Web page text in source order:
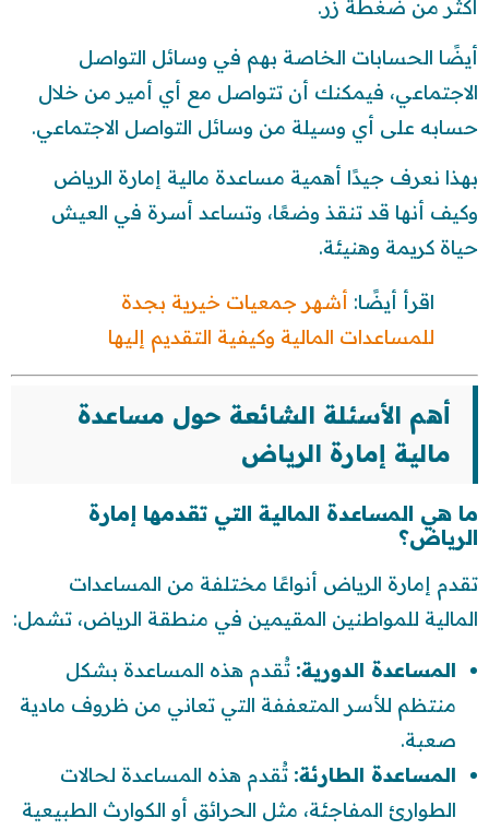
أكثر من ضغطة زر.
أيضًا الحسابات الخاصة بهم في وسائل التواصل
الاجتماعي، فيمكنك أن تتواصل مع أي أمير من خلال
حسابه على أي وسيلة من وسائل التواصل الاجتماعي.
بهذا نعرف جيدًا أهمية مساعدة مالية إمارة الرياض
وكيف أنها قد تنقذ وضعًا، وتساعد أسرة في العيش
حياة كريمة وهنيئة.
اقرأ أيضًا: أشهر جمعيات خيرية بجدة
للمساعدات المالية وكيفية التقديم إليها
أهم الأسئلة الشائعة حول مساعدة
مالية إمارة الرياض
ما هي المساعدة المالية التي تقدمها إمارة
الرياض؟
تقدم إمارة الرياض أنواعًا مختلفة من المساعدات
المالية للمواطنين المقيمين في منطقة الرياض، تشمل:
المساعدة الدورية: تُقدم هذه المساعدة بشكل
منتظم للأسر المتعففة التي تعاني من ظروف مادية
صعبة.
المساعدة الطارئة: تُقدم هذه المساعدة لحالات
الطوارئ المفاجئة، مثل الحرائق أو الكوارث الطبيعية